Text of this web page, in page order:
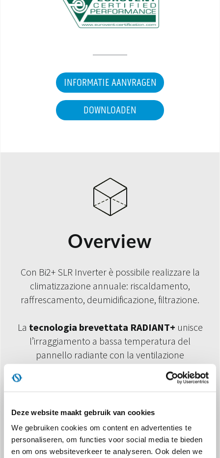
Deze website maakt gebruik van cookies
We gebruiken cookies om content en advertenties te
personaliseren, om functies voor social media te bieden
en om ons websiteverkeer te analyseren. Ook delen we
INFORMATIE AANVRAGEN
DOWNLOADEN
Overview
Con Bi2+ SLR Inverter è possibile realizzare la
climatizzazione annuale: riscaldamento,
raffrescamento, deumidificazione, filtrazione.
La tecnologia brevettata RADIANT+ unisce
l’irraggiamento a bassa temperatura del
pannello radiante con la ventilazione
automodulante, garantendo una diffusione
dell'aria e della temperatura estremamente
uniforme. In questo modo è in grado di portare
gli ambienti al set point desiderato
rapidamente ed una volta raggiunto il set point,
grazie agli algoritmi automatici dell'elettronica
a bordo, di mantenere il comfort con